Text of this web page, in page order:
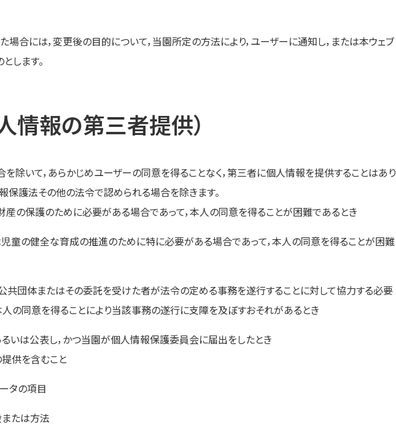
合には，変更後の目的について，当園所定の方法により，ユーザーに通知し，または本ウェブ
します。
情報の第三者提供）
を除いて，あらかじめユーザーの同意を得ることなく，第三者に個人情報を提供することはあり
保護法その他の法令で認められる場合を除きます。
産の保護のために必要がある場合であって，本人の同意を得ることが困難であるとき
童の健全な育成の推進のために特に必要がある場合であって，本人の同意を得ることが困難
共団体またはその委託を受けた者が法令の定める事務を遂行することに対して協力する必要
人の同意を得ることにより当該事務の遂行に支障を及ぼすおそれがあるとき
いは公表し，かつ当園が個人情報保護委員会に届出をしたとき
供を含むこと
タの項目
たは方法